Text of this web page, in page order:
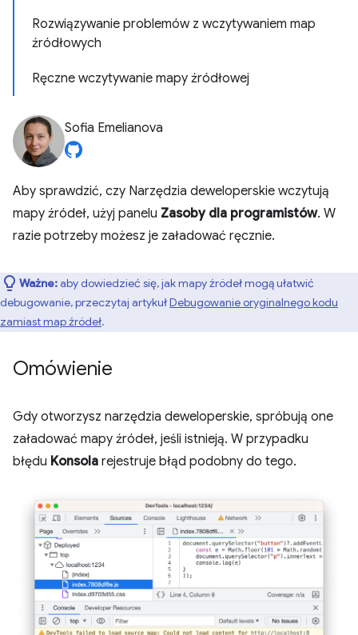
Rozwiązywanie problemów z wczytywaniem map
źródłowych
Ręczne wczytywanie mapy źródłowej
Sofia Emelianova
Aby sprawdzić, czy Narzędzia deweloperskie wczytują
mapy źródeł, użyj panelu Zasoby dla programistów. W
razie potrzeby możesz je załadować ręcznie.
Ważne:aby dowiedzieć się, jak mapy źródeł mogą ułatwić
debugowanie, przeczytaj artykułDebugowanie oryginalnego kodu
zamiast map źródeł.
Omówienie
Gdy otworzysz narzędzia deweloperskie, spróbują one
załadować mapy źródeł, jeśli istnieją. W przypadku
błędu Konsola rejestruje błąd podobny do tego.